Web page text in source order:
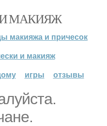
МАКИЯЖ
макияжа и причесок
и макияж
игры отзывы